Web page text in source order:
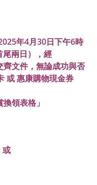
年4月30日下午6時
兩日），經
文件，無論成功與否
或 惠康購物現金券
領表格」
或